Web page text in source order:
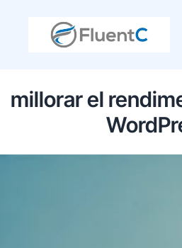
millorar el